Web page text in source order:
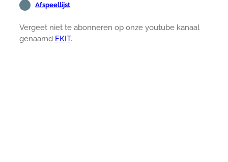
Afspeellijst
Vergeet niet te abonneren op onze youtube kanaal
genaamd FKIT.